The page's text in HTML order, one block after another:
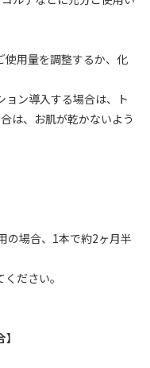
用量を調整するか、化
ン導入する場合は、ト
は、お肌が乾かないよう
の場合、1本で約2ヶ月半
ださい。